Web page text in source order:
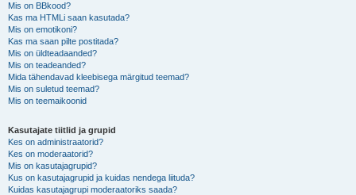
Mis on BBkood?
Kas ma HTMLi saan kasutada?
Mis on emotikoni?
Kas ma saan pilte postitada?
Mis on üldteadaanded?
Mis on teadeanded?
Mida tähendavad kleebisega märgitud teemad?
Mis on suletud teemad?
Mis on teemaikoonid
Kasutajate tiitlid ja grupid
Kes on administraatorid?
Kes on moderaatorid?
Mis on kasutajagrupid?
Kus on kasutajagrupid ja kuidas nendega liituda?
Kuidas kasutajagrupi moderaatoriks saada?